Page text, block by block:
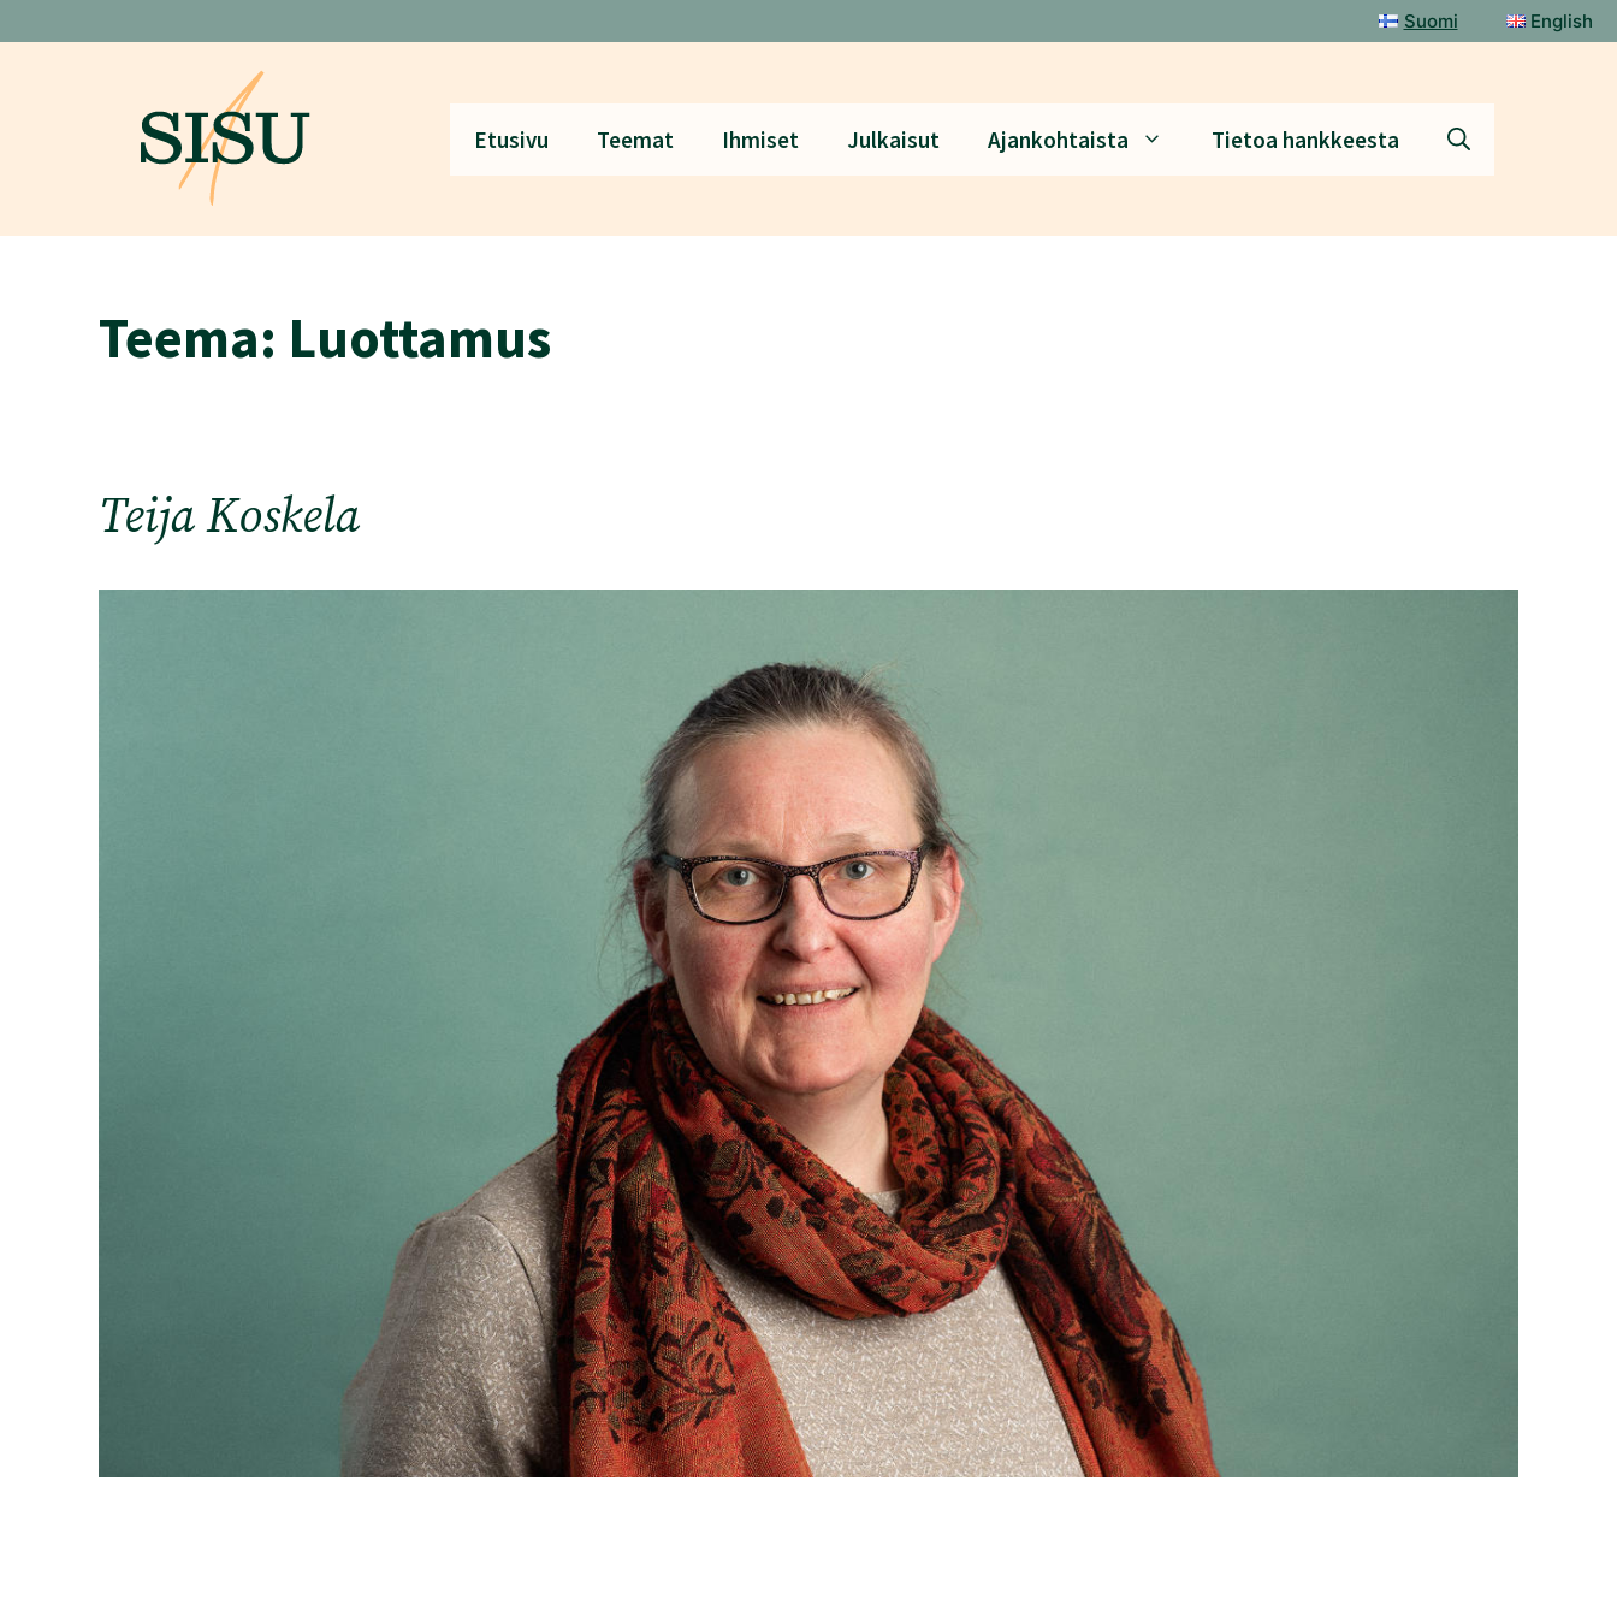
sisältöön
Suomi English
Etusivu Teemat Ihmiset Julkaisut Ajankohtaista Tietoa hankkeesta
Teema: Luottamus
Teija Koskela